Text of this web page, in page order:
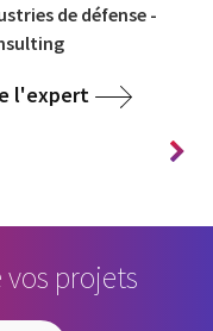
de défense -
l'expert
vos projets